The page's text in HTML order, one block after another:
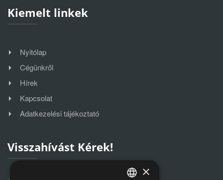
Kiemelt linkek
Nyitólap
Cégünkről
Hírek
Kapcsolat
Adatkezelési tájékoztató
Visszahívást Kérek!
×